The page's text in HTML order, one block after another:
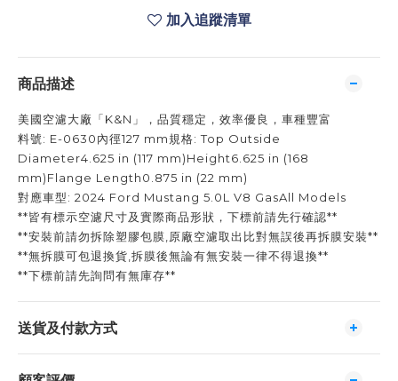
加入追蹤清單
商品描述
美國空濾大廠「K&N」，品質穩定，效率優良，車種豐富
料號: E-0630內徑127 mm規格: Top Outside
Diameter4.625 in (117 mm)Height6.625 in (168
mm)Flange Length0.875 in (22 mm)
對應車型: 2024 Ford Mustang 5.0L V8 GasAll Models
**皆有標示空濾尺寸及實際商品形狀，下標前請先行確認**
**安裝前請勿拆除塑膠包膜,原廠空濾取出比對無誤後再拆膜安裝**
**無拆膜可包退換貨,拆膜後無論有無安裝一律不得退換**
**下標前請先詢問有無庫存**
送貨及付款方式